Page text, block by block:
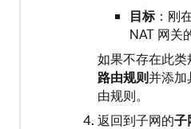
目标：刚
NAT 网关
如果不存在此
路由规则并添加
由规则。
返回到子网的子